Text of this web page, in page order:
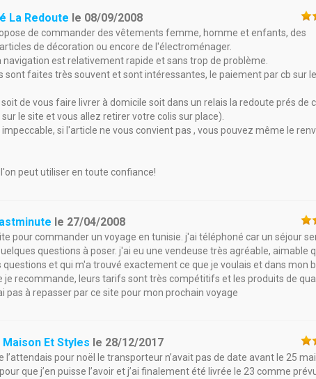
La Redoute le 08/09/2008
de commander des vêtements femme, homme et enfants, des
de décoration ou encore de l'électroménager.
navigation est relativement rapide et sans trop de problème.
sont faites très souvent et sont intéressantes, le paiement par cb sur
de vous faire livrer à domicile soit dans un relais la redoute prés de
le site et vous allez retirer votre colis sur place).
si l'article ne vous convient pas , vous pouvez même le
peut utiliser en toute confiance!
le 27/04/2008
pour commander un voyage en tunisie. j'ai téléphoné car un séjour
questions à poser. j'ai eu une vendeuse très agréable, aimable
questions et qui m'a trouvé exactement ce que je voulais et dans mon
je recommande, leurs tarifs sont très compétitifs et les produits de
pas à repasser par ce site pour mon prochain voyage
Et Styles le 28/12/2017
l’attendais pour noël le transporteur n’avait pas de date avant le 25
que j’en puisse l’avoir et j’ai finalement été livrée le 23 comme